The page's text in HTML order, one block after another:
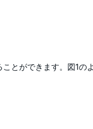
とができます。図1